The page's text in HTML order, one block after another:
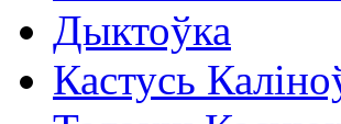
Дыктоўка
Кастусь